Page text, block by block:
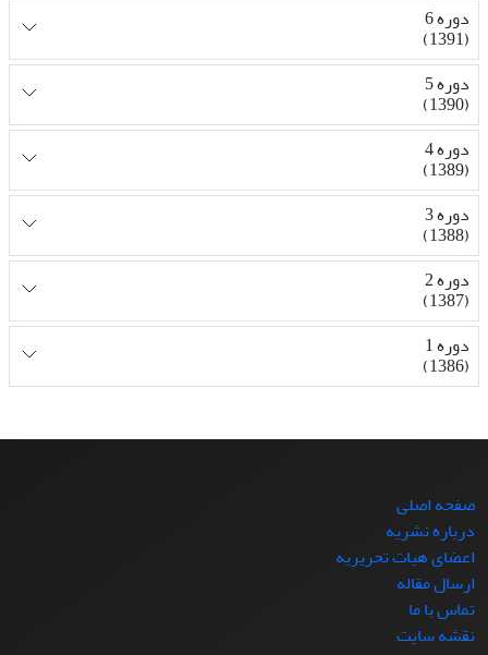
دوره 6
(1391)
دوره 5
(1390)
دوره 4
(1389)
دوره 3
(1388)
دوره 2
(1387)
دوره 1
(1386)
صفحه اصلی
درباره نشریه
اعضای هیات تحریریه
ارسال مقاله
تماس با ما
نقشه سایت